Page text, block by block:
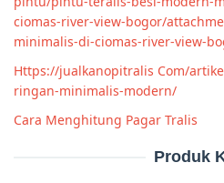
ciomas-river-view-bogor/
minimalis-di-ciomas-river-view-
Https://jualkanopitralis Com/
ringan-minimalis-modern/
Cara Menghitung Pagar Tralis
Produk